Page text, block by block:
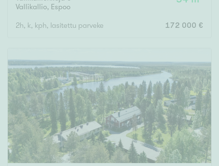
Vallikallio, Espoo
2h, k, kph, lasitettu parveke 172 000 €